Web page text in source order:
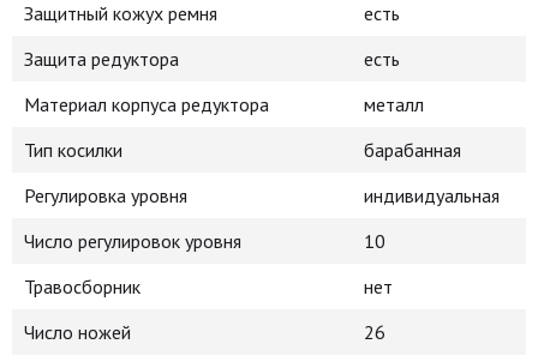
Защитный кожух ремня
есть
Защита редуктора
есть
Материал корпуса редуктора
металл
Тип косилки
барабанная
Регулировка уровня
индивидуальная
Число регулировок уровня
10
Травосборник
нет
Число ножей
26